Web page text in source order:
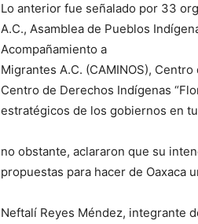
Lo anterior fue señalado por 33
A.C., Asamblea de Pueblos
Acompañamiento a
Migrantes A.C. (CAMINOS),
Centro de Derechos Indígenas
estratégicos de los gobiernos en
no obstante, aclararon que su
propuestas para hacer de Oaxaca
Neftalí Reyes Méndez, integrante